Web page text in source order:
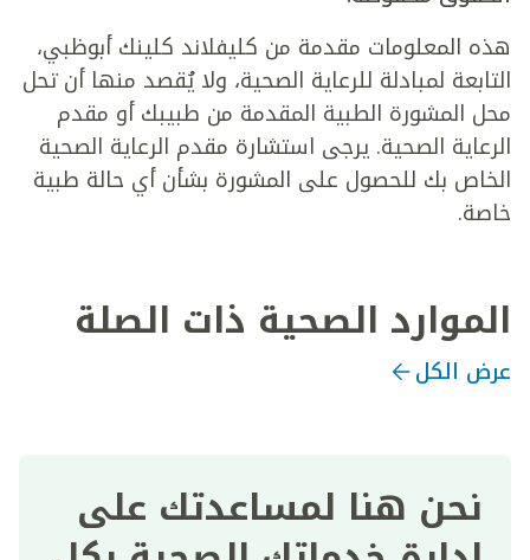
هذه المعلومات مقدمة من كليفلاند كلينك أبوظبي،
التابعة لمبادلة للرعاية الصحية، ولا يُقصد منها أن تحل
محل المشورة الطبية المقدمة من طبيبك أو مقدم
الرعاية الصحية. يرجى استشارة مقدم الرعاية الصحية
الخاص بك للحصول على المشورة بشأن أي حالة طبية
خاصة.
الموارد الصحية ذات الصلة
عرض الكل
نحن هنا لمساعدتك على